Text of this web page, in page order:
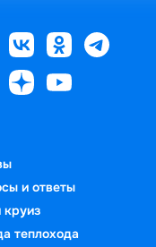
и ответы
круиз
теплохода